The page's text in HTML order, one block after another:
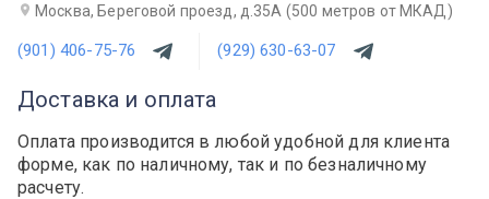
Москва, Береговой проезд, д.35А (500 метров от МКАД)
(901) 406-75-76 (929) 630-63-07
Доставка и оплата
Оплата производится в любой удобной для клиента
форме, как по наличному, так и по безналичному
расчету.